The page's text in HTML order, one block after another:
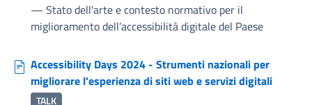
— Stato dell'arte e contesto normativo per il
miglioramento dell’accessibilità digitale del Paese
Accessibility Days 2024 - Strumenti nazionali per
migliorare l'esperienza di siti web e servizi digitali
TALK